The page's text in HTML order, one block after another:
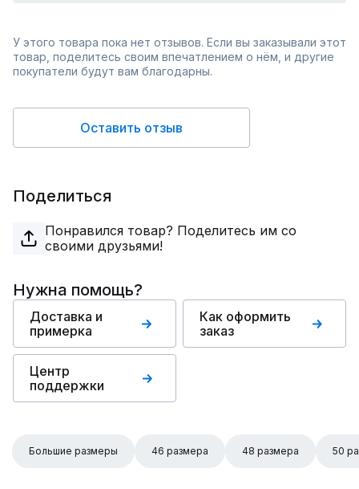
У этого товара пока нет отзывов. Если вы заказывали этот
товар, поделитесь своим впечатлением о нём, и другие
покупатели будут вам благодарны.
Оставить отзыв
Поделиться
Понравился товар? Поделитесь им со
своими друзьями!
Нужна помощь?
Доставка и
примерка
Как оформить
заказ
Центр
поддержки
Большие размеры 46 размера 48 размера 50